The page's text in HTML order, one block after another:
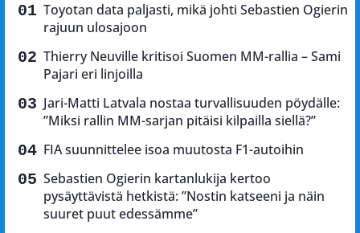
Toyotan data paljasti, mikä johti Sebastien Ogierin
rajuun ulosajoon
Thierry Neuville kritisoi Suomen MM-rallia – Sami
Pajari eri linjoilla
Jari-Matti Latvala nostaa turvallisuuden pöydälle:
”Miksi rallin MM-sarjan pitäisi kilpailla siellä?”
FIA suunnittelee isoa muutosta F1-autoihin
Sebastien Ogierin kartanlukija kertoo
pysäyttävistä hetkistä: ”Nostin katseeni ja näin
suuret puut edessämme”